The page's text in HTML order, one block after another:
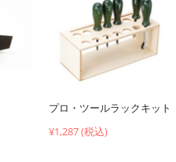
プロ・ツールラックキット
¥1,287 (税込)